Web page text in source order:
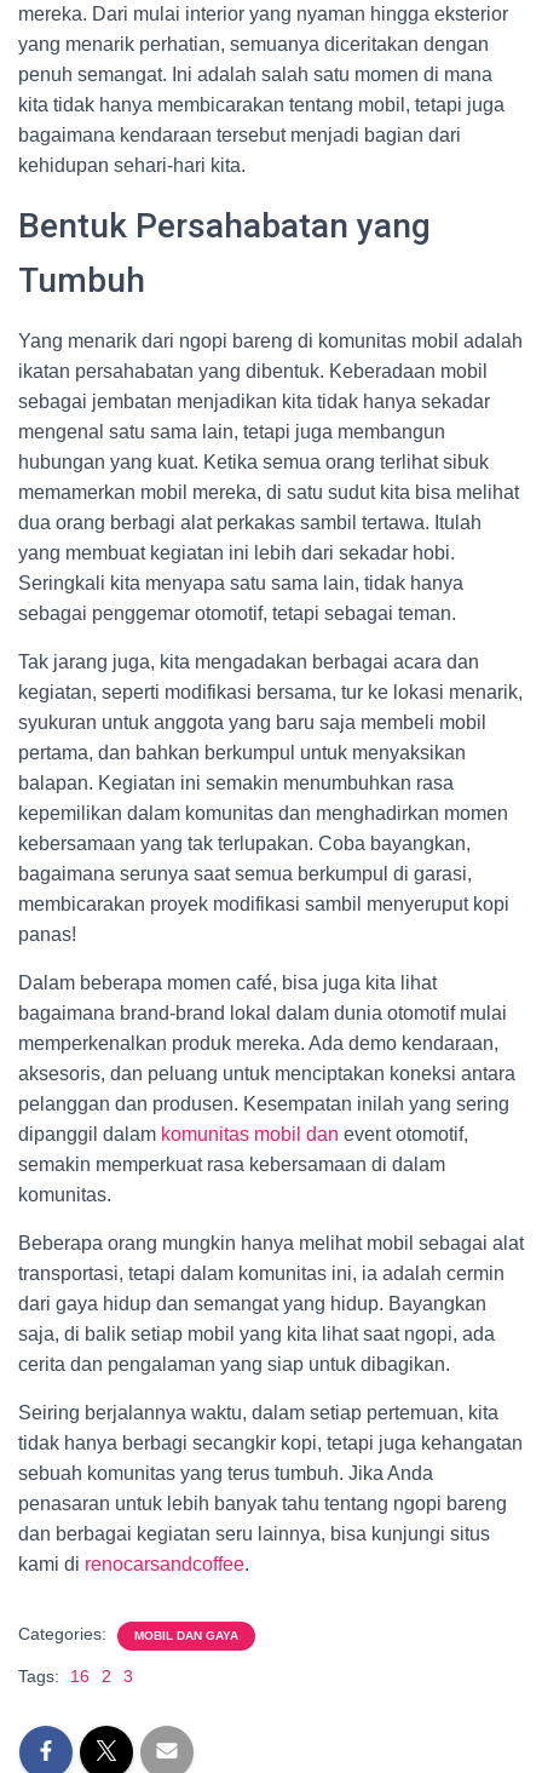
mereka. Dari mulai interior yang nyaman hingga eksterior
yang menarik perhatian, semuanya diceritakan dengan
penuh semangat. Ini adalah salah satu momen di mana
kita tidak hanya membicarakan tentang mobil, tetapi juga
bagaimana kendaraan tersebut menjadi bagian dari
kehidupan sehari-hari kita.
Bentuk Persahabatan yang
Tumbuh
Yang menarik dari ngopi bareng di komunitas mobil adalah
ikatan persahabatan yang dibentuk. Keberadaan mobil
sebagai jembatan menjadikan kita tidak hanya sekadar
mengenal satu sama lain, tetapi juga membangun
hubungan yang kuat. Ketika semua orang terlihat sibuk
memamerkan mobil mereka, di satu sudut kita bisa melihat
dua orang berbagi alat perkakas sambil tertawa. Itulah
yang membuat kegiatan ini lebih dari sekadar hobi.
Seringkali kita menyapa satu sama lain, tidak hanya
sebagai penggemar otomotif, tetapi sebagai teman.
Tak jarang juga, kita mengadakan berbagai acara dan
kegiatan, seperti modifikasi bersama, tur ke lokasi menarik,
syukuran untuk anggota yang baru saja membeli mobil
pertama, dan bahkan berkumpul untuk menyaksikan
balapan. Kegiatan ini semakin menumbuhkan rasa
kepemilikan dalam komunitas dan menghadirkan momen
kebersamaan yang tak terlupakan. Coba bayangkan,
bagaimana serunya saat semua berkumpul di garasi,
membicarakan proyek modifikasi sambil menyeruput kopi
panas!
Dalam beberapa momen café, bisa juga kita lihat
bagaimana brand-brand lokal dalam dunia otomotif mulai
memperkenalkan produk mereka. Ada demo kendaraan,
aksesoris, dan peluang untuk menciptakan koneksi antara
pelanggan dan produsen. Kesempatan inilah yang sering
dipanggil dalam komunitas mobil dan event otomotif,
semakin memperkuat rasa kebersamaan di dalam
komunitas.
Beberapa orang mungkin hanya melihat mobil sebagai alat
transportasi, tetapi dalam komunitas ini, ia adalah cermin
dari gaya hidup dan semangat yang hidup. Bayangkan
saja, di balik setiap mobil yang kita lihat saat ngopi, ada
cerita dan pengalaman yang siap untuk dibagikan.
Seiring berjalannya waktu, dalam setiap pertemuan, kita
tidak hanya berbagi secangkir kopi, tetapi juga kehangatan
sebuah komunitas yang terus tumbuh. Jika Anda
penasaran untuk lebih banyak tahu tentang ngopi bareng
dan berbagai kegiatan seru lainnya, bisa kunjungi situs
kami di renocarsandcoffee.
Categories: MOBIL DAN GAYA
Tags: 16 2 3